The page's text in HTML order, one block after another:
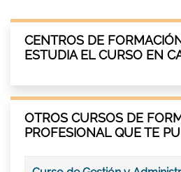
CENTROS DE
ESTUDIA EL CURSO EN
OTROS CURSOS DE
PROFESIONAL QUE TE